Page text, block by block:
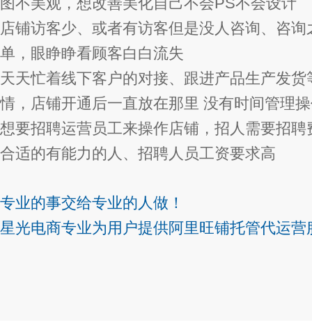
店铺访客少、或者有访客但是没人咨询、咨询
单，眼睁睁看顾客白白流失
天天忙着线下客户的对接、跟进产品生产发货
情，店铺开通后一直放在那里 没有时间管理
想要招聘运营员工来操作店铺，招人需要招聘
合适的有能力的人、招聘人员工资要求高
专业的事交给专业的人做！
星光电商专业为用户提供阿里旺铺托管代运营